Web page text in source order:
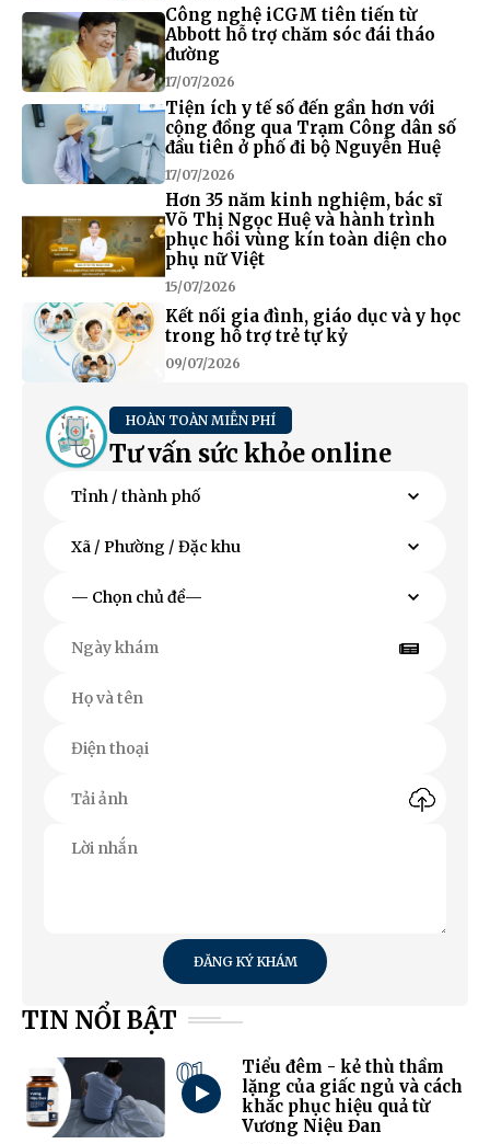
Công nghệ iCGM tiên tiến từ
Abbott hỗ trợ chăm sóc đái tháo
đường
17/07/2026
Tiện ích y tế số đến gần hơn với
cộng đồng qua Trạm Công dân số
đầu tiên ở phố đi bộ Nguyễn Huệ
17/07/2026
Hơn 35 năm kinh nghiệm, bác sĩ
Võ Thị Ngọc Huệ và hành trình
phục hồi vùng kín toàn diện cho
phụ nữ Việt
15/07/2026
Kết nối gia đình, giáo dục và y học
trong hỗ trợ trẻ tự kỷ
09/07/2026
HOÀN TOÀN MIỄN PHÍ
Tư vấn sức khỏe online
ĐĂNG KÝ KHÁM
TIN NỔI BẬT
01
Tiểu đêm - kẻ thù thầm
lặng của giấc ngủ và cách
khắc phục hiệu quả từ
Vương Niệu Đan